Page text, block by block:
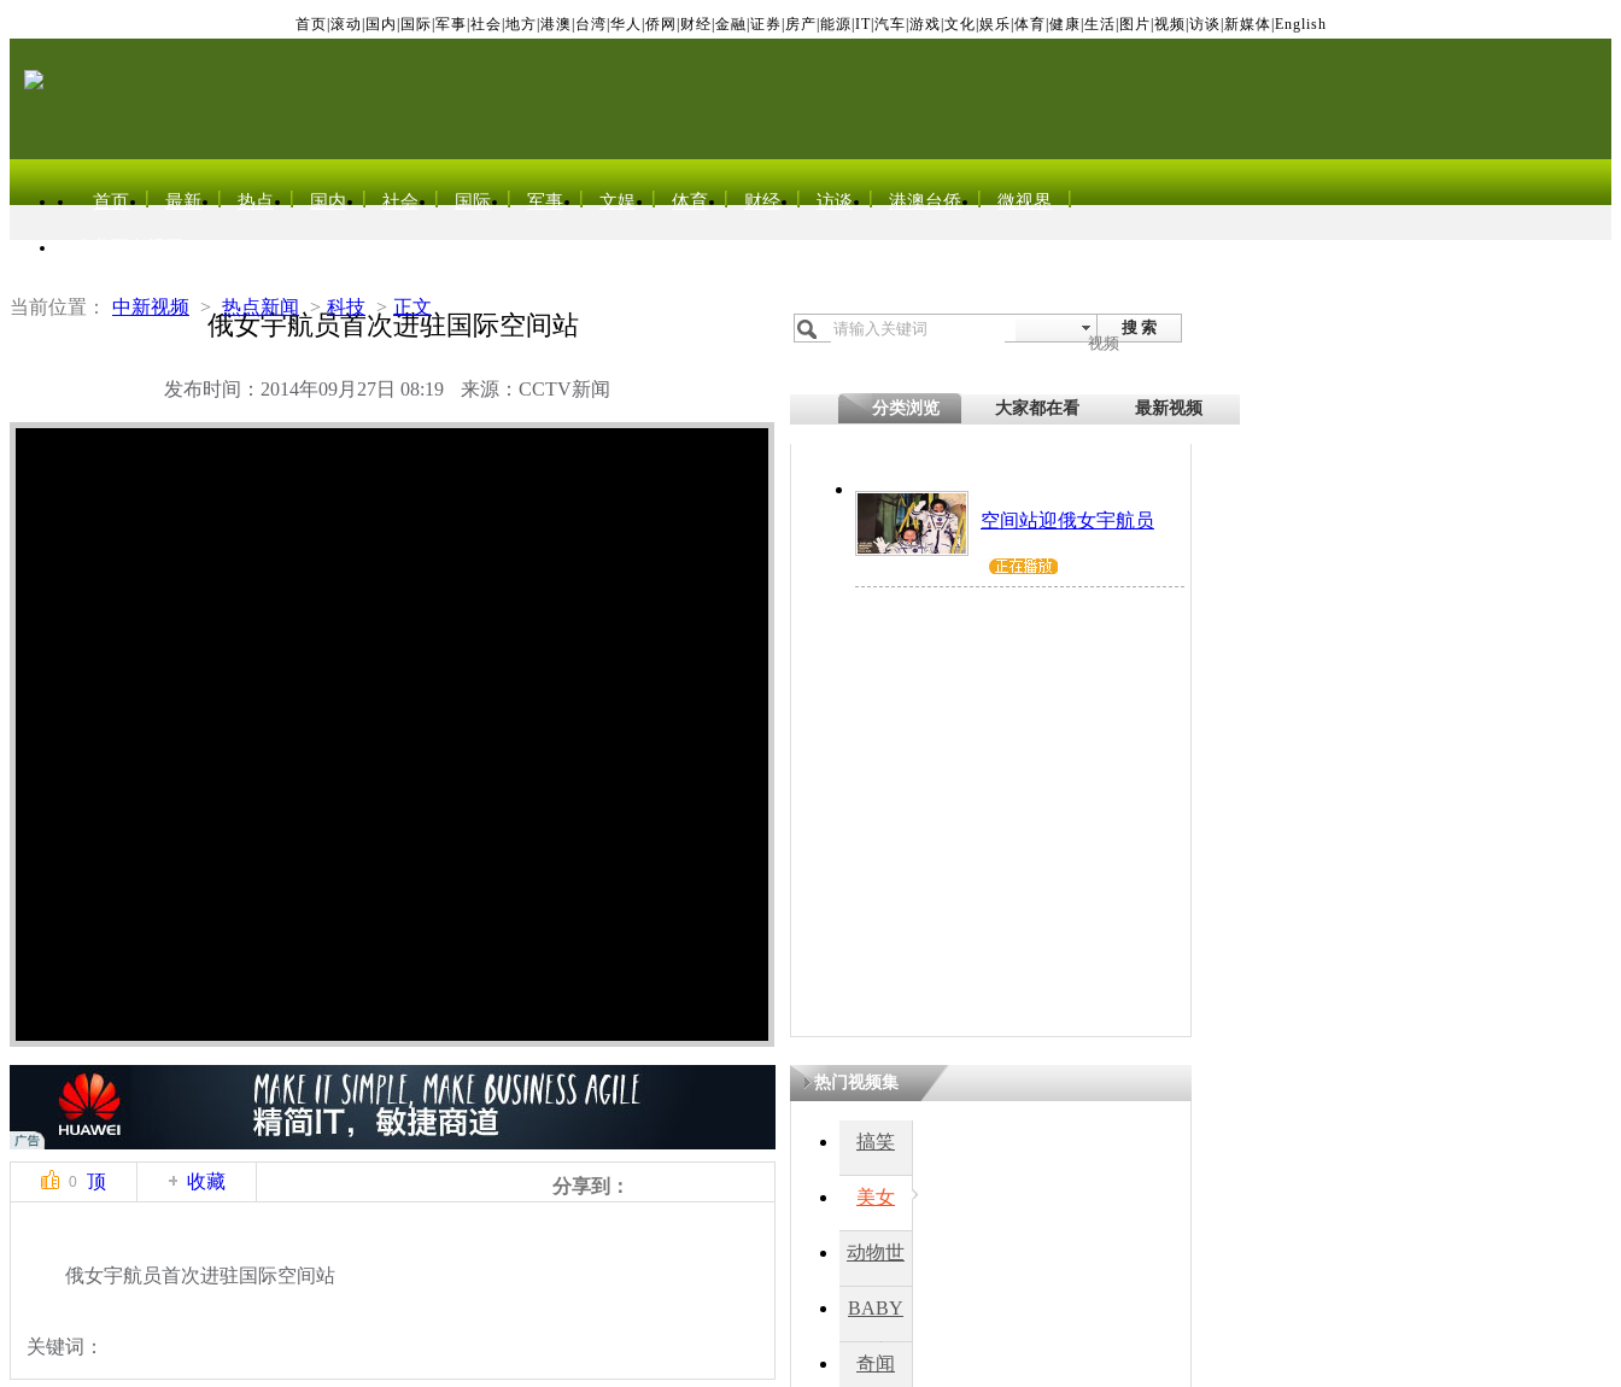
首页 滚动 国内 国际 军事 社会 地方 港澳 台湾 华人 侨网 财经 金融 证券 房产 能源 IT| 汽车 游戏 文化 娱乐 体育 健康 生活 图片 视频 访谈 新媒体 English
首页 最新 热点 国内 社会 国际 军事 文娱 体育 财经 访谈 港澳台侨 微视界
当前位置： 中新视频 > 热点新闻 > 科技 > 正文
俄女宇航员首次进驻国际空间站
发布时间：2014年09月27日 08:19 来源：CCTV新闻
搜 索
视频
分类浏览 大家都在看 最新视频
空间站迎俄女宇航员
0 顶 收藏 分享到：
俄女宇航员首次进驻国际空间站
关键词：
热门视频集
搞笑
美女
动物世
BABY
秀
奇闻